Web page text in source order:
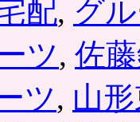
配, グ
ツ, 佐
ツ, 山